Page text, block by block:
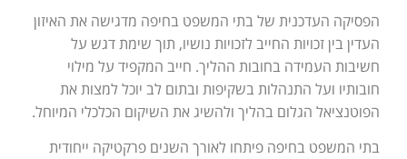
הפסיקה העדכנית של בתי המשפט בחיפה מדגישה את האיזון
העדין בין זכויות החייב לזכויות נושיו, תוך שימת דגש על
חשיבות העמידה בחובות ההליך. חייב המקפיד על מילוי
חובותיו ועל התנהלות בשקיפות ובתום לב יוכל למצות את
הפוטנציאל הגלום בהליך ולהשיג את השיקום הכלכלי המיוחל.
בתי המשפט בחיפה פיתחו לאורך השנים פרקטיקה ייחודית